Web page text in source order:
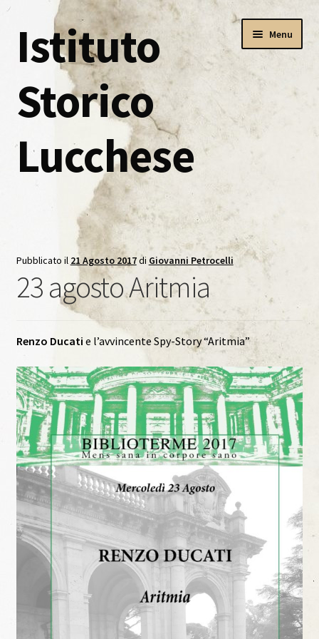
alla
navigazione
contenuto
Istituto
Storico
Lucchese
Menu
Alternanza Scuola Lavoro
Anno Scolastico 2016/2017
Calendario Lezioni
Materiale Scuola-Lavoro Liceo “C. Lorenzini”
Anno Scolastico 2017/2018
Materiale Scuola-Lavoro Liceo “C. Lorenzini”
Ante Litteram
Ante Litteram, 1, 2018
Ante Litteram, 2, 2019
Ante Litteram, 3, 2026
Archivi Multimediali
Pubblicato il 21 Agosto 2017di Giovanni Petrocelli
23 agosto Aritmia
Renzo Ducati e l’avvincente Spy-Story “Aritmia”